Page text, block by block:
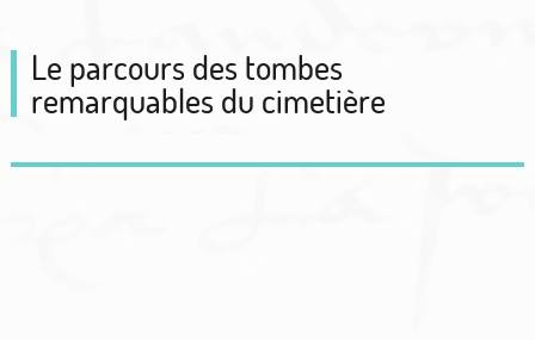
Le parcours des tombes
remarquables du cimetière